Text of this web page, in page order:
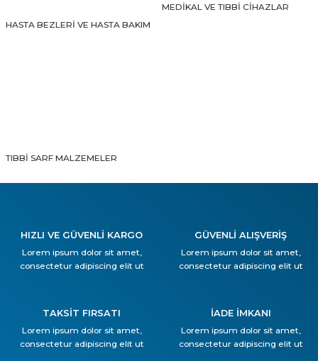
HASTA BEZLERİ VE HASTA BAKIM
MEDİKAL VE TIBBİ CİHAZLAR
TIBBİ SARF MALZEMELER
HIZLI VE GÜVENLİ KARGO
Lorem ipsum dolor sit amet,
consectetur adipiscing elit ut
GÜVENLİ ALIŞVERİŞ
Lorem ipsum dolor sit amet,
consectetur adipiscing elit ut
TAKSİT FIRSATI
Lorem ipsum dolor sit amet,
consectetur adipiscing elit ut
İADE İMKANI
Lorem ipsum dolor sit amet,
consectetur adipiscing elit ut